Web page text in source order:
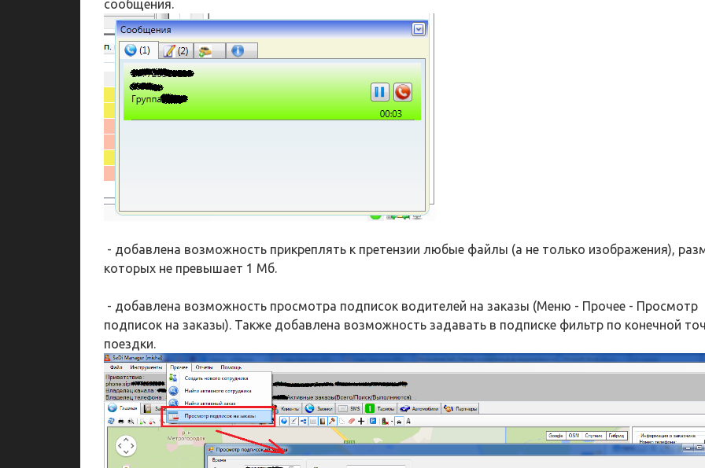
сообщения.
- добавлена возможность прикреплять к претензии любые файлы (а не только изображения),
которых не превышает 1 Мб.
- добавлена возможность просмотра подписок водителей на заказы (Меню - Прочее - Просмотр
подписок на заказы). Также добавлена возможность задавать в подписке фильтр по конечной
поездки.